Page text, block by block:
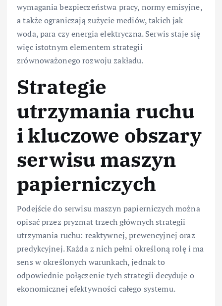
wymagania bezpieczeństwa pracy, normy emisyjne,
a także ograniczają zużycie mediów, takich jak
woda, para czy energia elektryczna. Serwis staje się
więc istotnym elementem strategii
zrównoważonego rozwoju zakładu.
Strategie
utrzymania ruchu
i kluczowe obszary
serwisu maszyn
papierniczych
Podejście do serwisu maszyn papierniczych można
opisać przez pryzmat trzech głównych strategii
utrzymania ruchu: reaktywnej, prewencyjnej oraz
predykcyjnej. Każda z nich pełni określoną rolę i ma
sens w określonych warunkach, jednak to
odpowiednie połączenie tych strategii decyduje o
ekonomicznej efektywności całego systemu.